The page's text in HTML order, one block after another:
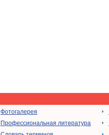
Фотогалерея
Профессиональная литература